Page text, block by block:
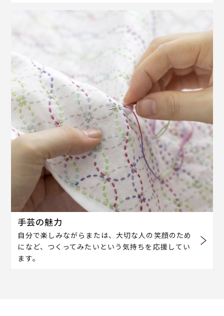
手芸の魅力
自分で楽しみながらまたは、大切な人の笑顔のため
になど、つくってみたいという気持ちを応援してい
ます。